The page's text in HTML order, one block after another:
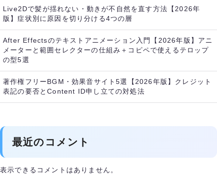
Live2Dで髪が揺れない・動きが不自然を直す方法【2026年
版】症状別に原因を切り分ける4つの層
After Effectsのテキストアニメーション入門【2026年版】アニ
メーターと範囲セレクターの仕組み＋コピペで使えるテロップ
の型5選
著作権フリーBGM・効果音サイト5選【2026年版】クレジット
表記の要否とContent ID申し立ての対処法
最近のコメント
表示できるコメントはありません。